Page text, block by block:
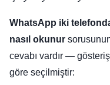
WhatsApp iki
nasıl okunur
cevabı vardır —
göre seçilmiştir: